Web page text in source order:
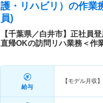
護・リハビリ） の作業
員)
【千葉県／白井市】正社員
直帰OKの訪問リハ業務＜作
給与
【モデル月収】